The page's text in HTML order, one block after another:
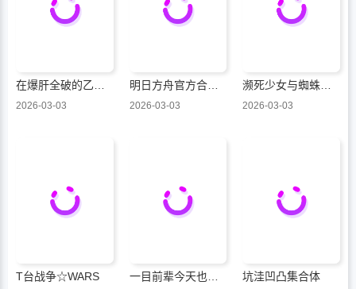
2026-03-03
明日方舟官方合同志VOL.7
2026-03-03 2026-03-03
T台战争☆WARS 一目前辈今天也在看着。 坑洼凹凸集合体